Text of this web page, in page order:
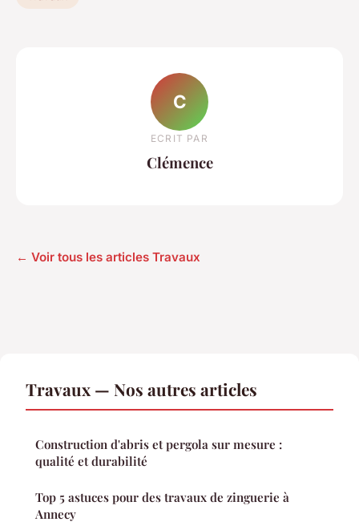
C
ECRIT PAR
Clémence
← Voir tous les articles Travaux
Travaux — Nos autres articles
Construction d'abris et pergola sur mesure :
qualité et durabilité
Top 5 astuces pour des travaux de zinguerie à
Annecy